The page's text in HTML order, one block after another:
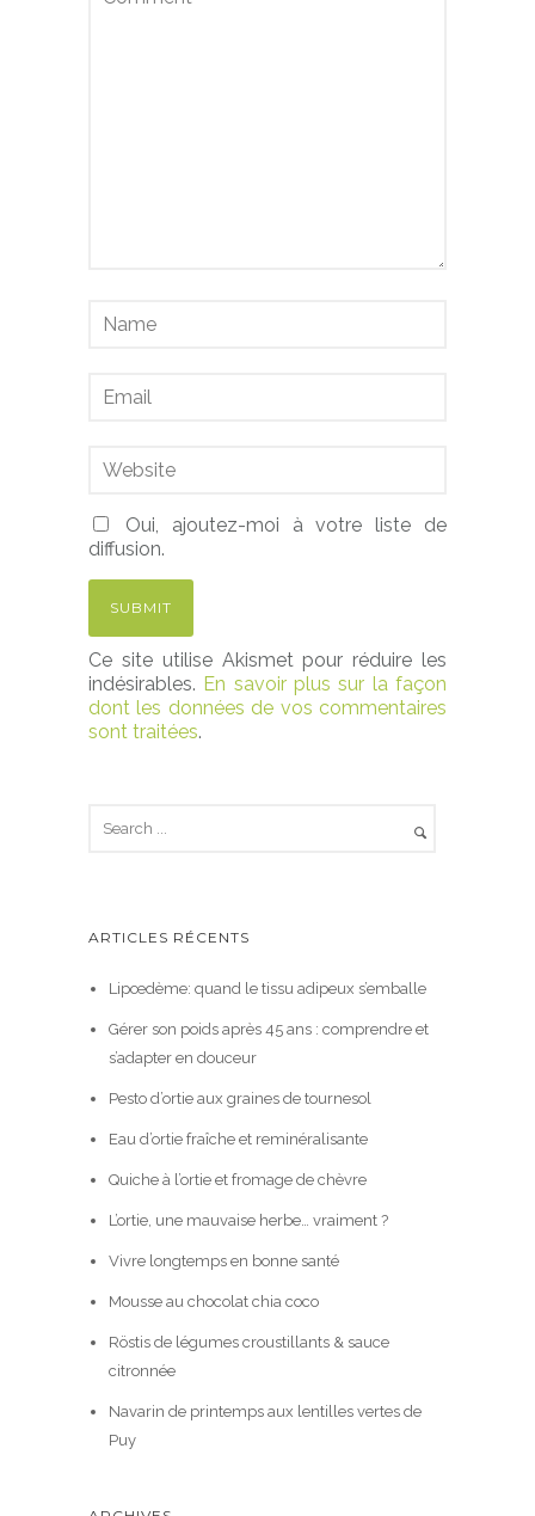
Oui, ajoutez-moi à votre liste de
diffusion.
Ce site utilise Akismet pour réduire les
indésirables. En savoir plus sur la façon
dont les données de vos commentaires
sont traitées.
ARTICLES RÉCENTS
Lipœdème: quand le tissu adipeux s’emballe
Gérer son poids après 45 ans : comprendre et
s’adapter en douceur
Pesto d’ortie aux graines de tournesol
Eau d’ortie fraîche et reminéralisante
Quiche à l’ortie et fromage de chèvre
L’ortie, une mauvaise herbe… vraiment ?
Vivre longtemps en bonne santé
Mousse au chocolat chia coco
Röstis de légumes croustillants & sauce
citronnée
Navarin de printemps aux lentilles vertes de
Puy